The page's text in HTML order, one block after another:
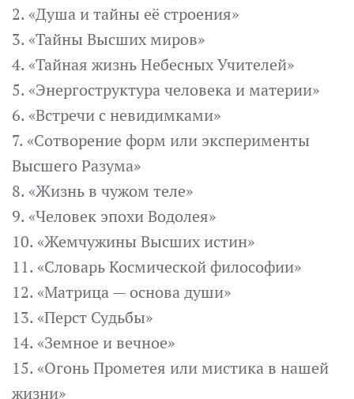
2. «Душа и тайны её строения»
3. «Тайны Высших миров»
4. «Тайная жизнь Небесных Учителей»
5. «Энергоструктура человека и материи»
6. «Встречи с невидимками»
7. «Сотворение форм или эксперименты
Высшего Разума»
8. «Жизнь в чужом теле»
9. «Человек эпохи Водолея»
10. «Жемчужины Высших истин»
11. «Словарь Космической философии»
12. «Матрица — основа души»
13. «Перст Судьбы»
14. «Земное и вечное»
15. «Огонь Прометея или мистика в нашей
жизни»